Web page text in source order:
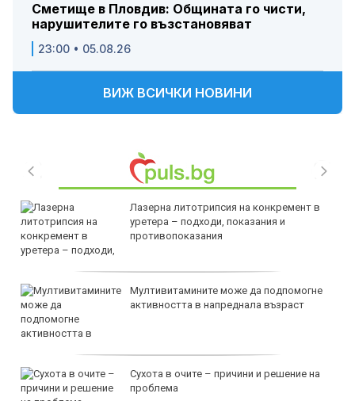
Сметище в Пловдив: Общината го чисти,
нарушителите го възстановяват
23:00 • 05.08.26
ВИЖ ВСИЧКИ НОВИНИ
Лазерна литотрипсия на конкремент в
уретера – подходи, показания и
противопоказания
Мултивитамините може да подпомогне
активността в напреднала възраст
Сухота в очите – причини и решение на
проблема